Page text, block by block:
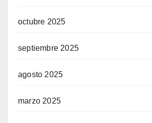
octubre 2025
septiembre 2025
agosto 2025
marzo 2025